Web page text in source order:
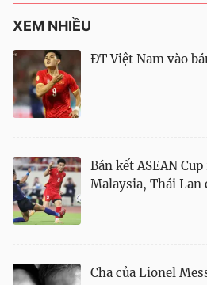
Các môn khác
VIDEO
XEM NHIỀU
ĐT Việt Nam vào
Bán kết ASEAN
Malaysia, Thái Lan
Cha của Lionel